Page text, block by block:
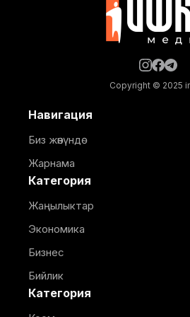
Copyright © 2025
Навигация
Биз жөнүндө
Жарнама
Категория
Жаңылыктар
Экономика
Бизнес
Бийлик
Категория